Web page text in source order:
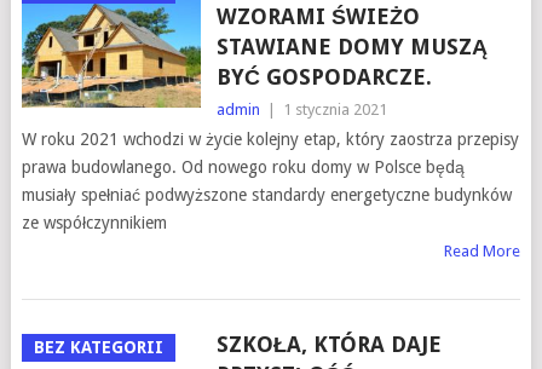
WZORAMI ŚWIEŻO
STAWIANE DOMY MUSZĄ
BYĆ GOSPODARCZE.
admin 1 stycznia 2021
W roku 2021 wchodzi w życie kolejny etap, który zaostrza przepisy
prawa budowlanego. Od nowego roku domy w Polsce będą
musiały spełniać podwyższone standardy energetyczne budynków
ze współczynnikiem
Read More
BEZ KATEGORII
SZKOŁA, KTÓRA DAJE